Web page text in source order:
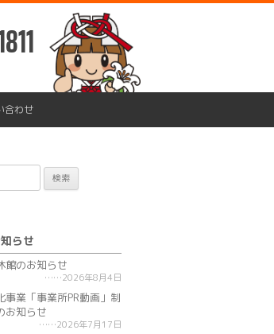
合わせ
らせ
のお知らせ
2026年8月4日
事業「事業所PR動画」制
お知らせ
2026年7月17日